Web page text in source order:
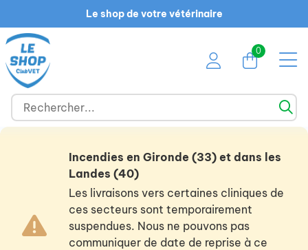
Le shop de votre vétérinaire
0
Incendies en Gironde (33) et dans les
Landes (40)
Les livraisons vers certaines cliniques de
ces secteurs sont temporairement
suspendues. Nous ne pouvons pas
communiquer de date de reprise à ce